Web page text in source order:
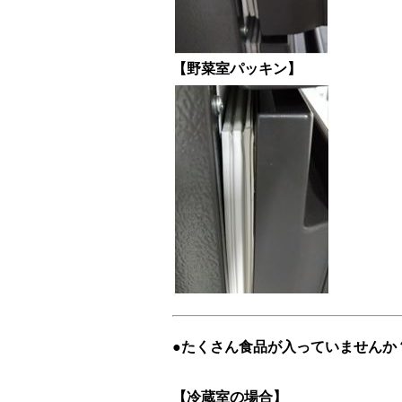
【野菜室パッキン】
●たくさん食品が入っていませんか
【冷蔵室の場合】